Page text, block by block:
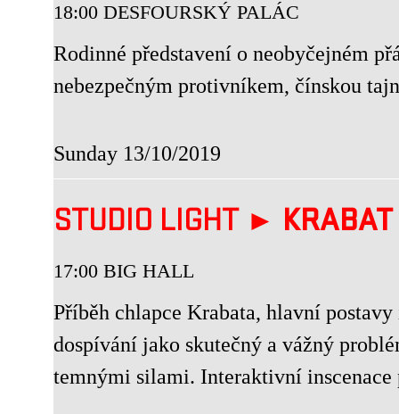
18:00 DESFOURSKÝ PALÁC
Rodinné představení o neobyčejném
nebezpečným protivníkem, čínskou
Sunday 13/10/2019
STUDIO LIGHT ► KRABAT
17:00 BIG HALL
Příběh chlapce Krabata, hlavní
dospívání jako skutečný a vážný
temnými silami. Interaktivní